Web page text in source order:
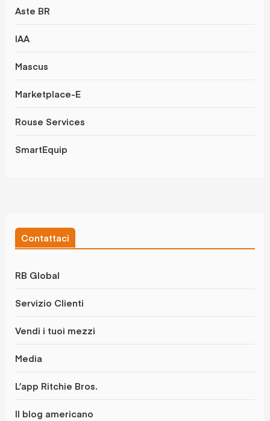
Aste BR
IAA
Mascus
Marketplace-E
Rouse Services
SmartEquip
Contattaci
RB Global
Servizio Clienti
Vendi i tuoi mezzi
Media
L’app Ritchie Bros.
Il blog americano